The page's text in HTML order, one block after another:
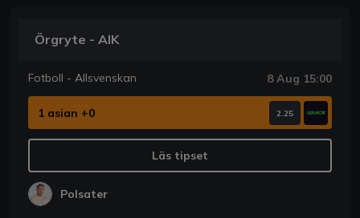
Örgryte - AIK
Fotboll - Allsvenskan 8 Aug 15:00
1 asian +0 2.25
Läs tipset
Polsater